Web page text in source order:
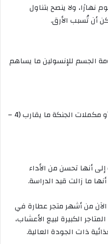
ولا ينصح بتناول
أن تُسبب الأرق.
الجسم للإنسولين ما يساهم
تستغرق ظهور نتائج تناول عشبة أو مكملات الجنكة ما يقارب (4 –
أنها تحسن من الأداء
ما زالت قيد الدراسة.
من أشهر متجر عطارة في
الكبيرة لبيع الأعشاب،
ذات الجودة العالية.